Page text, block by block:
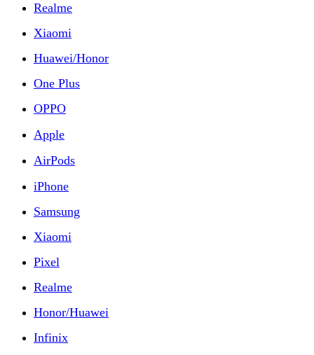
Realme
Xiaomi
Huawei/Honor
One Plus
OPPO
Apple
AirPods
iPhone
Samsung
Xiaomi
Pixel
Realme
Honor/Huawei
Infinix